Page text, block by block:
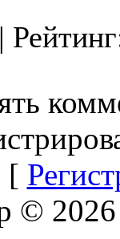
| Рейтинг
[
© 2026